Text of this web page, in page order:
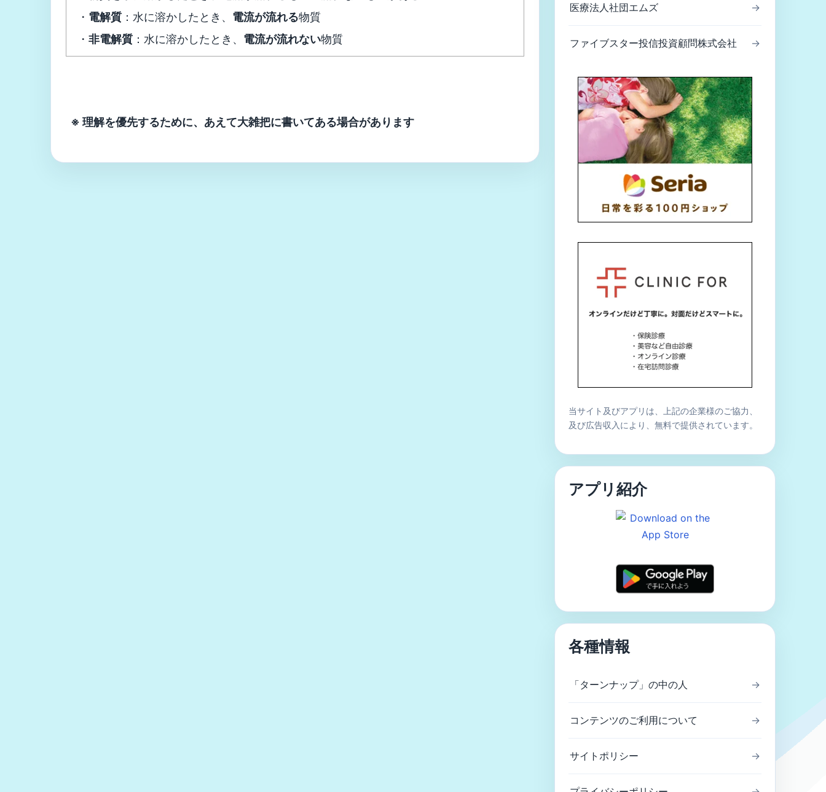
・ 電解質 ：水に溶かしたとき、 電流が流れる物質
・ 非電解質 ：水に溶かしたとき、 電流が流れない物質
※ 理解を優先するために、あえて大雑把に書いてある場合があります
医療法人社団エムズ →
ファイブスター投信投資顧問株式会社 →
当サイト及びアプリは、上記の企業様のご協力、
及び広告収入により、無料で提供されています。
アプリ紹介
各種情報
「ターンナップ」の中の人 →
コンテンツのご利用について →
サイトポリシー →